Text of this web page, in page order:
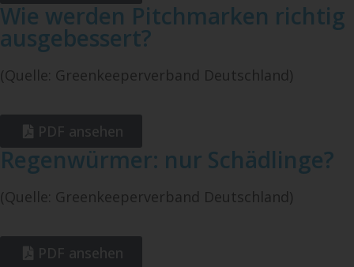
Wie werden Pitchmarken richtig
ausgebessert?
(Quelle: Greenkeeperverband Deutschland)
PDF ansehen
Regenwürmer: nur Schädlinge?
(Quelle: Greenkeeperverband Deutschland)
PDF ansehen